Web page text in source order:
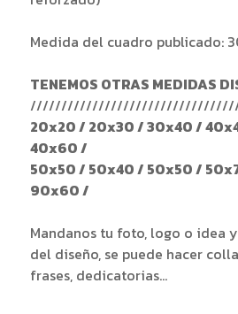
Medida del cuadro publicado:
TENEMOS OTRAS MEDIDAS
20x20 / 20x30 / 30x40 /
40x60 /
50x50 / 50x40 / 50x50 /
90x60 /
Mandanos tu foto, logo o idea
del diseño, se puede hacer
frases, dedicatorias...